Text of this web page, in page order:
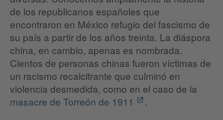
de los republicanos españoles que
encontraron en México refugio del fascismo de
su país a partir de los años treinta. La diáspora
china, en cambio, apenas es nombrada.
Cientos de personas chinas fueron víctimas de
un racismo recalcitrante que culminó en
violencia desmedida, como en el caso de la
masacre de Torreón de 1911
.